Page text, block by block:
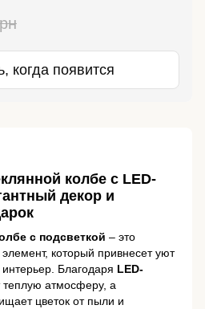
когда появится
колбе с LED-
декор и
с подсветкой – это
который привнесет уют
Благодаря LED-
теплую атмосферу, а
цветок от пыли и